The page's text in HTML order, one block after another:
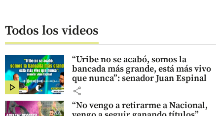
Todos los videos
“Uribe no se acabó, somos la
bancada más grande, está más vivo
que nunca”: senador Juan Espinal
share
“No vengo a retirarme a Nacional,